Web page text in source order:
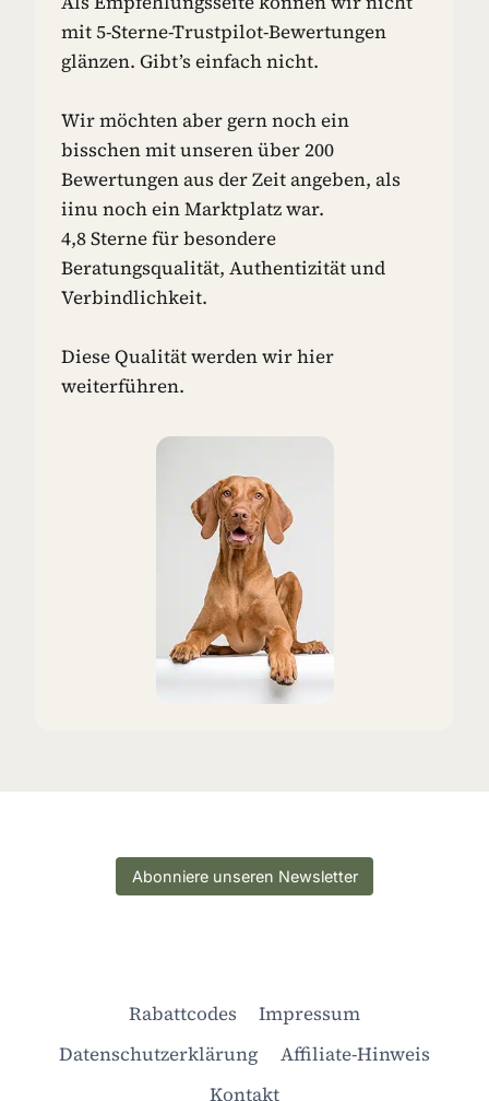
K
M
A
T
E
N
I
D
E
E
N
F
R
E
N
H
mit 5-Sterne-Trustpilot-Bewertungen
glänzen. Gibt’s einfach nicht.
Wir möchten aber gern noch ein
bisschen mit unseren über 200
Bewertungen aus der Zeit angeben, als
iinu noch ein Marktplatz war.
4,8 Sterne für besondere
Beratungsqualität, Authentizität und
Verbindlichkeit.
Diese Qualität werden wir hier
weiterführen.
Abonniere unseren Newsletter
Rabattcodes
Impressum
Datenschutzerklärung
Affiliate-Hinweis
Kontakt